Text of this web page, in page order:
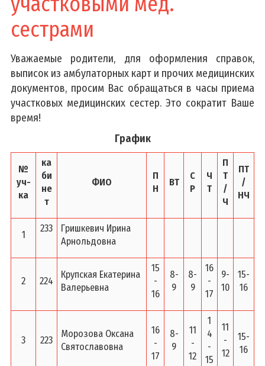
сестрами
Уважаемые родители, для оформления справок,
выписок из амбулаторных карт и прочих медицинских
документов, просим Вас обращаться в часы приема
участковых медицинских сестер. Это сократит Ваше
время!
График
№
уч-
ка
ка
би
не
т
ФИО
П
Н
ВТ
С
Р
Ч
Т
П
Т
/
Ч
ПТ
/
НЧ
1
233
Гришкевич Ирина
Арнольдовна
2 224
Крупская Екатерина
Валерьевна
15
-
16
8-
9
8-
9
16
-
17
9-
10
15-
16
3 223
Морозова Оксана
Святославовна
16
-
17
8-
9
11
-
12
1
4
-
15
11
-
12
15-
16